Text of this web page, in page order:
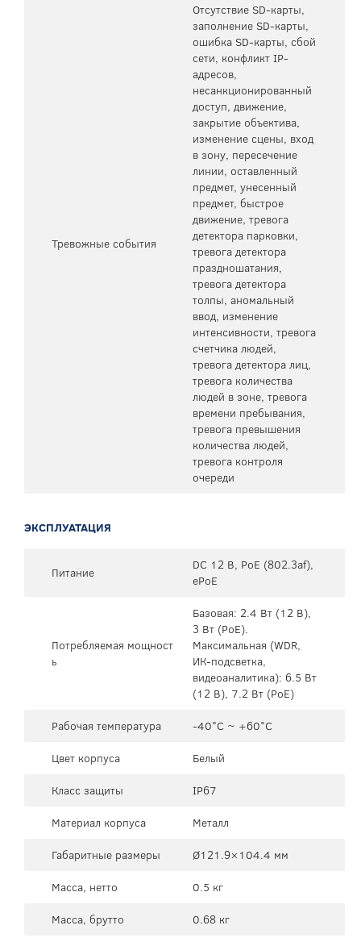
Тревожные события
Отсутствие SD-карты,
заполнение SD-карты,
ошибка SD-карты, сбой
сети, конфликт IP-
адресов,
несанкционированный
доступ, движение,
закрытие объектива,
изменение сцены, вход
в зону, пересечение
линии, оставленный
предмет, унесенный
предмет, быстрое
движение, тревога
детектора парковки,
тревога детектора
праздношатания,
тревога детектора
толпы, аномальный
ввод, изменение
интенсивности, тревога
счетчика людей,
тревога детектора лиц,
тревога количества
людей в зоне, тревога
времени пребывания,
тревога превышения
количества людей,
тревога контроля
очереди
ЭКСПЛУАТАЦИЯ
Питание
DC 12 В, PoE (802.3af),
ePoE
Потребляемая мощност
ь
Базовая: 2.4 Вт (12 В),
3 Вт (PoE).
Максимальная (WDR,
ИК-подсветка,
видеоаналитика): 6.5 Вт
(12 В), 7.2 Вт (PoE)
Рабочая температура
-40°C ~ +60°C
Цвет корпуса
Белый
Класс защиты
IP67
Материал корпуса
Металл
Габаритные размеры
Ø121.9×104.4 мм
Масса, нетто
0.5 кг
Масса, брутто
0.68 кг